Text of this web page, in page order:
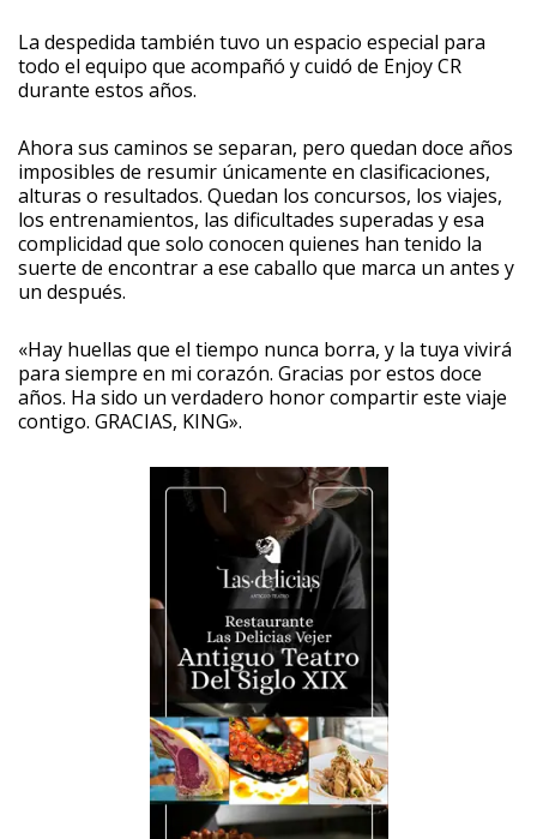
La despedida también tuvo un espacio especial para
todo el equipo que acompañó y cuidó de Enjoy CR
durante estos años.
Ahora sus caminos se separan, pero quedan doce años
imposibles de resumir únicamente en clasificaciones,
alturas o resultados. Quedan los concursos, los viajes,
los entrenamientos, las dificultades superadas y esa
complicidad que solo conocen quienes han tenido la
suerte de encontrar a ese caballo que marca un antes y
un después.
«Hay huellas que el tiempo nunca borra, y la tuya vivirá
para siempre en mi corazón. Gracias por estos doce
años. Ha sido un verdadero honor compartir este viaje
contigo. GRACIAS, KING».